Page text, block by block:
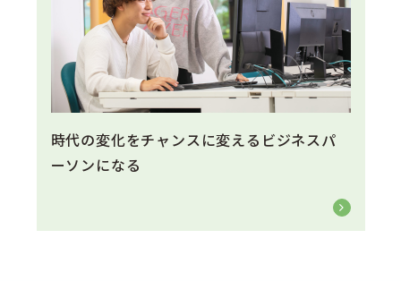
時代の変化をチャンスに変えるビジネスパ
ーソンになる